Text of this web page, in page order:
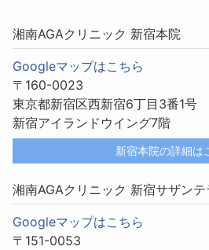
湘南AGAクリニック 新宿本院
Googleマップはこちら
〒160-0023
東京都新宿区西新宿6丁目3番1号
新宿アイランドウイング7階
新宿本院の詳細は
湘南AGAクリニック 新宿サザン
Googleマップはこちら
〒151-0053